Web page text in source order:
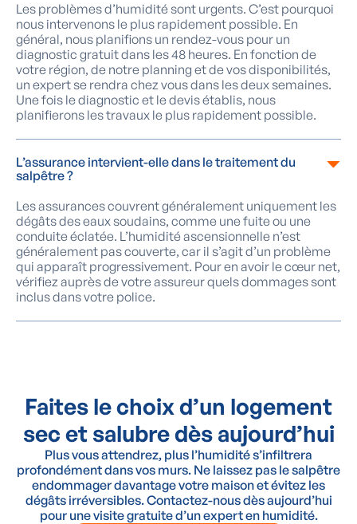
Les problèmes d’humidité sont urgents. C’est pourquoi
nous intervenons le plus rapidement possible. En
général, nous planifions un rendez-vous pour un
diagnostic gratuit dans les 48 heures. En fonction de
votre région, de notre planning et de vos disponibilités,
un expert se rendra chez vous dans les deux semaines.
Une fois le diagnostic et le devis établis, nous
planifierons les travaux le plus rapidement possible.
L’assurance intervient-elle dans le traitement du
salpêtre ?
Les assurances couvrent généralement uniquement les
dégâts des eaux soudains, comme une fuite ou une
conduite éclatée. L’humidité ascensionnelle n’est
généralement pas couverte, car il s’agit d’un problème
qui apparaît progressivement. Pour en avoir le cœur net,
vérifiez auprès de votre assureur quels dommages sont
inclus dans votre police.
Faites le choix d’un logement
sec et salubre dès aujourd’hui
Plus vous attendrez, plus l’humidité s’infiltrera
profondément dans vos murs. Ne laissez pas le salpêtre
endommager davantage votre maison et évitez les
dégâts irréversibles. Contactez-nous dès aujourd’hui
pour une visite gratuite d’un expert en humidité.